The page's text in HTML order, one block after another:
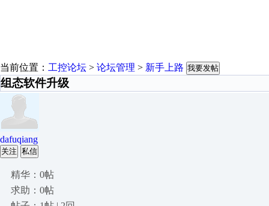
当前位置： 工控论坛 > 论坛管理 > 新手上路 我要发帖
组态软件升级
dafuqiang
关注 私信
精华：0帖
求助：0帖